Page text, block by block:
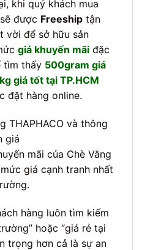
khi quý khách mua
được Freeship tận
vời để sở hữu sản
giá khuyến mãi đặc
tìm thấy 500gram giá
giá tốt tại TP.HCM
đặt hàng online.
mãi của Chè Vằng
giá cạnh tranh nhất
hàng luôn tìm kiếm
hoặc “giá rẻ tại
trọng hơn cả là sự an